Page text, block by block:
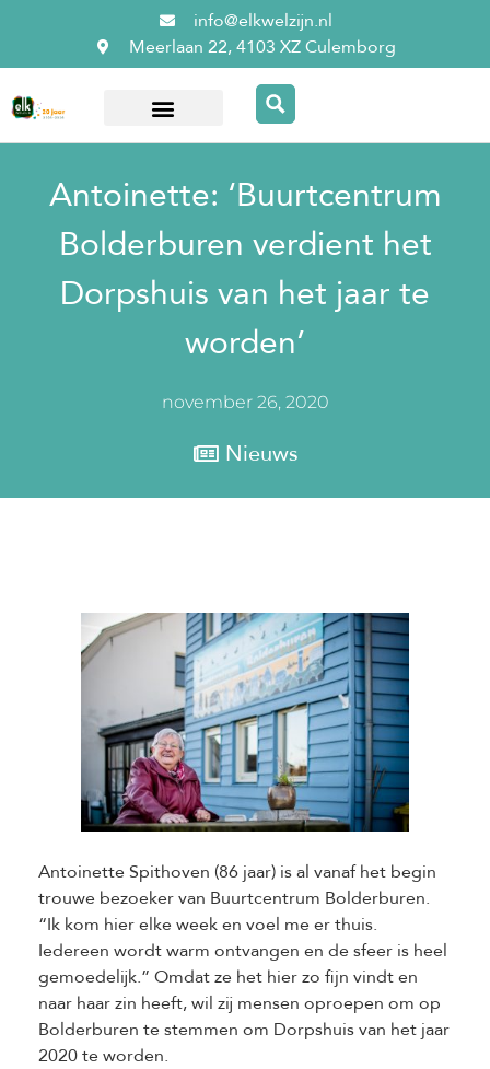
info@elkwelzijn.nl
Meerlaan 22, 4103 XZ Culemborg
Antoinette: ‘Buurtcentrum
Bolderburen verdient het
Dorpshuis van het jaar te
worden’
november 26, 2020
Nieuws
Antoinette Spithoven (86 jaar) is al vanaf het begin
trouwe bezoeker van Buurtcentrum Bolderburen.
“Ik kom hier elke week en voel me er thuis.
Iedereen wordt warm ontvangen en de sfeer is heel
gemoedelijk.” Omdat ze het hier zo fijn vindt en
naar haar zin heeft, wil zij mensen oproepen om op
Bolderburen te stemmen om Dorpshuis van het jaar
2020 te worden.